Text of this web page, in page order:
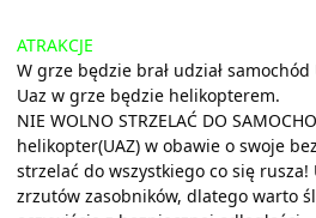
ATRAKCJE
W grze będzie brał udział samochód
Uaz w grze będzie helikopterem.
NIE WOLNO STRZELAĆ DO
helikopter(UAZ) w obawie o swoje
strzelać do wszystkiego co się rusza!
zrzutów zasobników, dlatego warto